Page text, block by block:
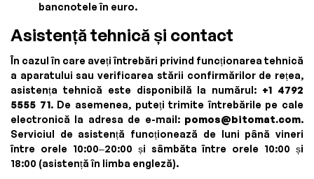
bancnotele în euro.
Asistență tehnică și contact
În cazul în care aveți întrebări privind funcționarea tehnică
a aparatului sau verificarea stării confirmărilor de rețea,
asistența tehnică este disponibilă la numărul: +1 4792
5555 71. De asemenea, puteți trimite întrebările pe cale
electronică la adresa de e-mail: pomos@bitomat.com.
Serviciul de asistență funcționează de luni până vineri
între orele 10:00–20:00 și sâmbăta între orele 10:00 și
18:00 (asistență în limba engleză).